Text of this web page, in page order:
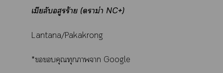
เมียลับอสูรร้าย (าม่า NC+)
Lantana/Pakakrong
*คุณทุกาา Google